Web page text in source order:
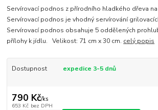
Servírovací podnos z přírodního hladkého dřeva
Servírovací podnos je vhodný servírování
Servírovací podnos obsahuje 5 oddělených
přílohy k jídlu. Velikost: 71 cm x 30 cm. celý popis
Dostupnost expedice 3-5 dnů
790 Kč/ks
653 Kč bez DPH